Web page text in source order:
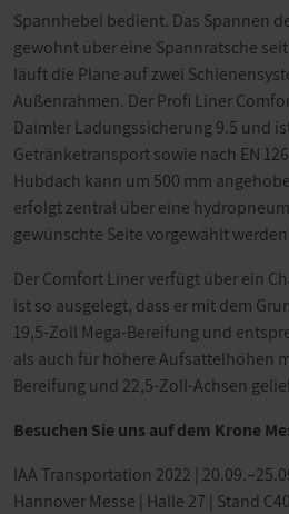
Spannhebel bedient. Das Spannen
gewohnt über eine Spannratsche
läuft die Plane auf zwei
Außenrahmen. Der Profi Liner
Daimler Ladungssicherung 9.5 und
Getränketransport sowie nach EN
Hubdach kann um 500 mm
erfolgt zentral über eine
gewünschte Seite vorgewählt
Der Comfort Liner verfügt über ein
ist so ausgelegt, dass er mit dem
19,5-Zoll Mega-Bereifung und
als auch für höhere Aufsattelhöhen
Bereifung und 22,5-Zoll-Achsen
Besuchen Sie uns auf dem Krone
IAA Transportation 2022 |
Hannover Messe | Halle 27 | Stand